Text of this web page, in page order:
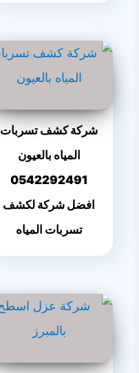
شركة كشف تسربات
المياه بالعيون
0542292491
افضل شركة لكشف
تسربات المياه